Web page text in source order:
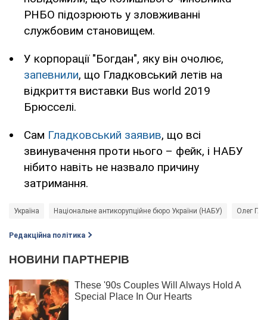
РНБО підозрюють у зловживанні
службовим становищем.
У корпорації "Богдан", яку він очолює,
запевнили, що Гладковський летів на
відкриття виставки Bus world 2019
Брюсселі.
Сам Гладковський заявив, що всі
звинувачення проти нього – фейк, і НАБУ
нібито навіть не назвало причину
затримання.
Україна Національне антикорупційне бюро України (НАБУ) Олег
Редакційна політика